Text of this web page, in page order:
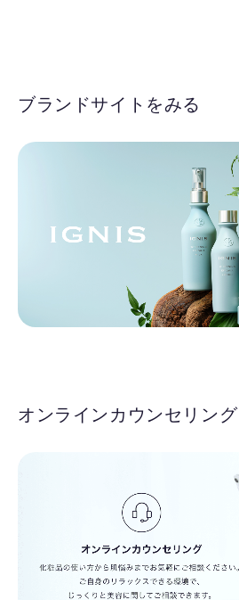
ブランドサイトをみる
オンラインカウンセリング